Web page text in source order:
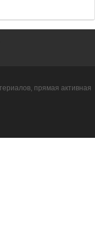
прямая активная